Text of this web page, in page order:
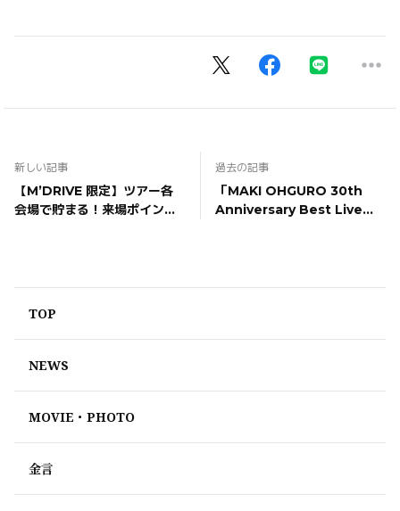
新しい記事
【M’DRIVE 限定】ツアー各
会場で貯まる！来場ポイント
過去の記事
「MAKI OHGURO 30th
Anniversary Best Live
TOP
NEWS
MOVIE・PHOTO
金言